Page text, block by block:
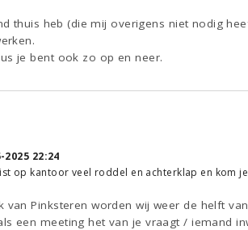
thuis heb (die mij overigens niet nodig
je bent ook zo op en neer.
2025 22:24
op kantoor veel roddel en achterklap en kom
van Pinksteren worden wij weer de helft
een meeting het van je vraagt / iemand